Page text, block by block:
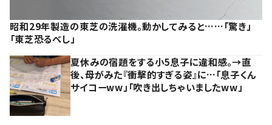
昭和29年製造の東芝の洗濯機。動かしてみると……「驚き」
「東芝恐るべし」
夏休みの宿題をする小5息子に違和感。→直
後、母がみた『衝撃的すぎる姿』に…「息子くん
サイコーww」「吹き出しちゃいましたww」